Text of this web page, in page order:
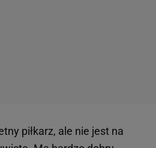
piłkarz, ale nie jest na